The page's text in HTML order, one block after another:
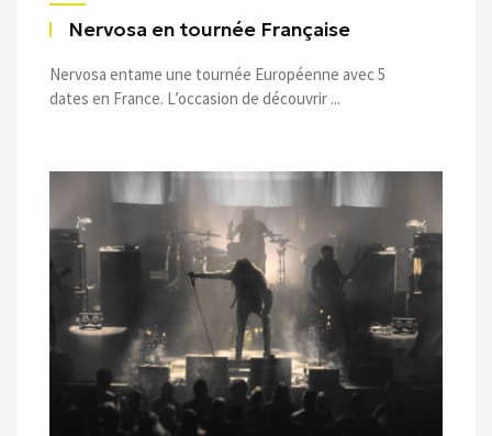
Nervosa en tournée Française
Nervosa entame une tournée Européenne avec 5
dates en France. L’occasion de découvrir ...